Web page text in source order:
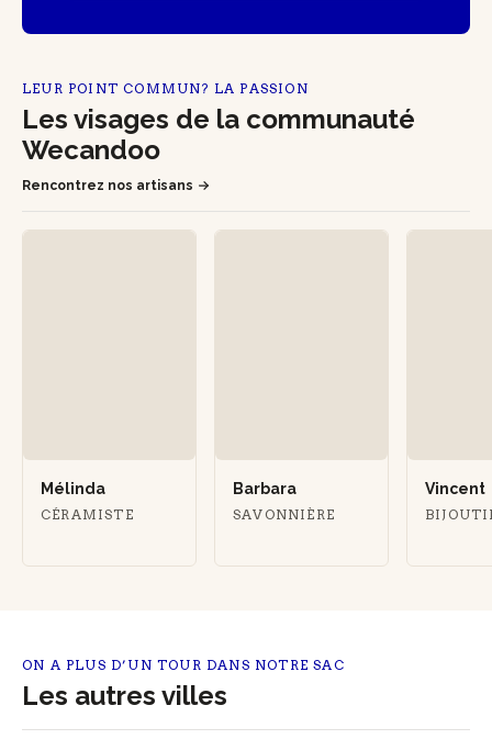
LEUR POINT COMMUN? LA PASSION
Les visages de la communauté
Wecandoo
Rencontrez nos artisans
Mélinda
CÉRAMISTE
Barbara
SAVONNIÈRE
Vincent
ON A PLUS D’UN TOUR DANS NOTRE SAC
Les autres villes